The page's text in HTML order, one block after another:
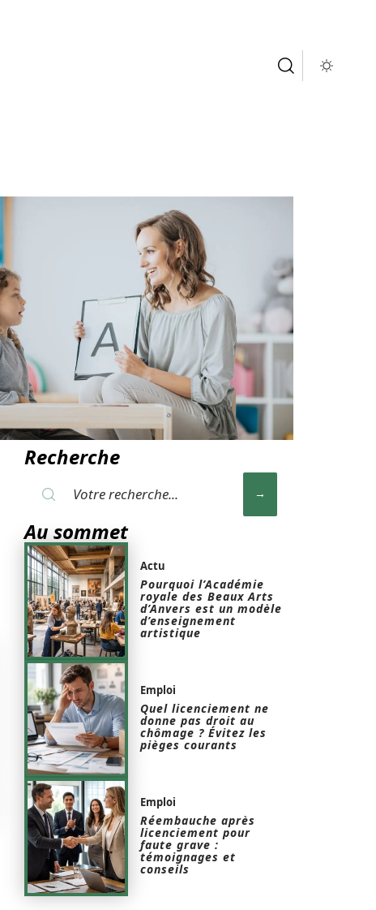
Recherche
Au sommet
Actu
Pourquoi l’Académie
royale des Beaux Arts
d’Anvers est un modèle
d’enseignement
artistique
Emploi
Quel licenciement ne
donne pas droit au
chômage ? Évitez les
pièges courants
Emploi
Réembauche après
licenciement pour
faute grave :
témoignages et
conseils